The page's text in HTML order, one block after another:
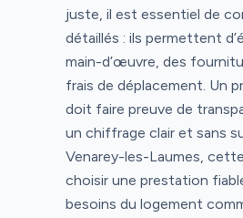
juste, il est essentiel de
détaillés : ils permettent
main-d’œuvre, des
frais de déplacement. Un
doit faire preuve de
un chiffrage clair et sans
Venarey-les-Laumes,
choisir une prestation
besoins du logement